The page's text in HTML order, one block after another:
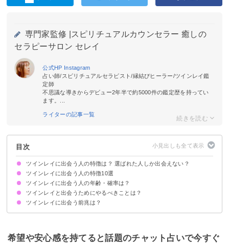
専門家監修 |
スピリチュアルカウンセラー 癒しの
セラピーサロン セレイ
公式HP Instagram
占い師/スピリチュアルセラピスト/縁結びヒーラー/ツインレイ鑑
定師
不思議な導きからデビュー2年半で約5000件の鑑定歴を持ってい
ます。...
ライターの記事一覧
目次
ツインレイに出会う人の特徴は？ 選ばれた人しか出会えない？
ツインレイに出会う人の特徴10選
①素直で嘘を言わない
②向上心が高い努力家
③常に前向き思考
④心身ともに自立している
⑤周囲の人を大切にしている
⑥他人のために奉仕できる
⑦スピリチュアルな体験をしたことがある
⑧柔軟な考え方ができる
⑨ツインレイとの出会いに依存していない
⑩ツインレイと出会えると確信している
ツインレイに出会う人の年齢・確率は？
ツインレイに出会う年齢に決まりはない
ツインレイに出会う確率は0.1％以下とされている
ツインレイと出会うためにやるべきことは？
①自己成長のための努力
②物事を前向きにとらえる
③1つ1つの出会いを大事にする
④人と出会う確率を上げる
⑤年齢や性別で他人を判断しない
ツインレイに出会う前兆は？
①原因不明の頭痛や眠気が続く
②スピリチュアルな体験をする
③疎遠になっていた人との接点ができる
④第六感が鋭くなる
⑤人生に影響するほどの変化や危機が起こる
希望や安心感を持てると話題のチャット占いで今すぐ